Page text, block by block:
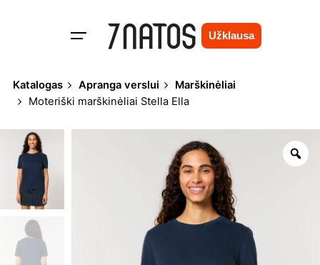
Užklausa
Katalogas Apranga verslui
Marškinėliai
Moteriški marškinėliai Stella Ella